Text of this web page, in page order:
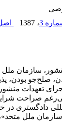
، 1387
بند 1 ماده 4 منشور،
صلح‌جو بودن،
تعهدات
صراحت
دادگستری
ملل